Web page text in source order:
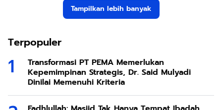
Tampilkan lebih banyak
Terpopuler
Transformasi PT PEMA Memerlukan
Kepemimpinan Strategis, Dr. Said Mulyadi
Dinilai Memenuhi Kriteria